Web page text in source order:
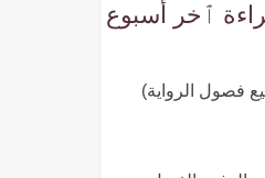
ٱخر أسبوع
فصول الرواية)